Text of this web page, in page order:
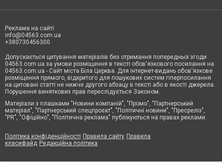
Реклама на сайті
info@04563.com.ua
+380730456300
Допускається цитування матеріалів без отримання попередньої згоди
04563.com.ua за умови розміщення в тексті обов'язкового посилання на
04563.com.ua - Сайт міста Біла Церква. Для інтернет-видань обов'язкове
розміщення прямого, відкритого для пошукових систем гіперпосилання
на цитовані статті не нижче другого абзацу в тексті або в якості джерела.
Порушення виняткових прав переслідується Законом.
Матеріали з плашками "Новини компаній", "Промо", "Партнерський
матеріал", "Партнерський спецпроєкт", "Політичні новини", "Пресреліз",
"PR", "Офіційно", "Політична реклама" публікуються на правах реклами.
Політика конфіденційності Правила сайту Правила
класифайд Редакційна політика